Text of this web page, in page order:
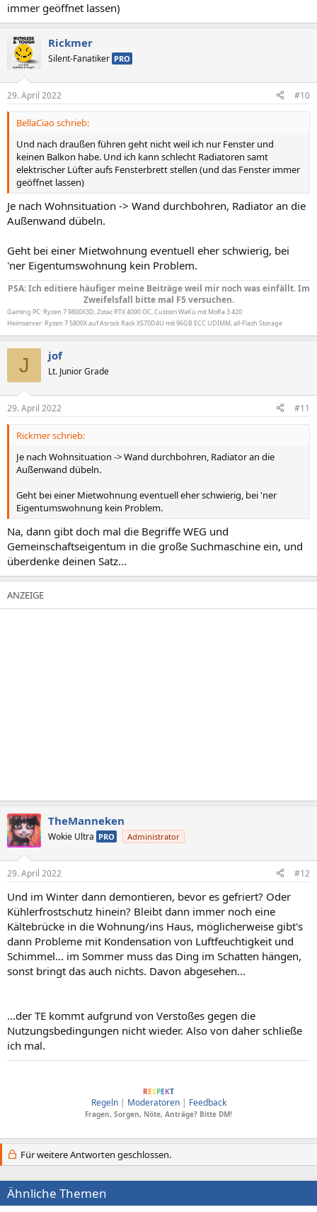
immer geöffnet lassen)
Rickmer
Silent-Fanatiker PRO
29. April 2022 #10
BellaCiao schrieb:
Und nach draußen führen geht nicht weil ich nur Fenster und
keinen Balkon habe. Und ich kann schlecht Radiatoren samt
elektrischer Lüfter aufs Fensterbrett stellen (und das Fenster immer
geöffnet lassen)
Je nach Wohnsituation -> Wand durchbohren, Radiator an die
Außenwand dübeln.
Geht bei einer Mietwohnung eventuell eher schwierig, bei
'ner Eigentumswohnung kein Problem.
PSA: Ich editiere häufiger meine Beiträge weil mir noch was einfällt. Im
Zweifelsfall bitte mal F5 versuchen.
Gaming PC: Ryzen 7 9800X3D, Zotac RTX 4090 OC, Custom WaKü mit MoRa 3 420
Heimserver: Ryzen 7 5800X auf Asrock Rack X570D4U mit 96GB ECC UDIMM, all-Flash Storage
J jof
Lt. Junior Grade
29. April 2022 #11
Rickmer schrieb:
Je nach Wohnsituation -> Wand durchbohren, Radiator an die
Außenwand dübeln.
Geht bei einer Mietwohnung eventuell eher schwierig, bei 'ner
Eigentumswohnung kein Problem.
Na, dann gibt doch mal die Begriffe WEG und
Gemeinschaftseigentum in die große Suchmaschine ein, und
überdenke deinen Satz...
TheManneken
Wokie Ultra PRO Administrator
29. April 2022 #12
Und im Winter dann demontieren, bevor es gefriert? Oder
Kühlerfrostschutz hinein? Bleibt dann immer noch eine
Kältebrücke in die Wohnung/ins Haus, möglicherweise gibt's
dann Probleme mit Kondensation von Luftfeuchtigkeit und
Schimmel... im Sommer muss das Ding im Schatten hängen,
sonst bringt das auch nichts. Davon abgesehen...
...der TE kommt aufgrund von Verstoßes gegen die
Nutzungsbedingungen nicht wieder. Also von daher schließe
ich mal.
RESPEKT
Regeln| Moderatoren| Feedback
Fragen, Sorgen, Nöte, Anträge? Bitte DM!
Für weitere Antworten geschlossen.
Ähnliche Themen